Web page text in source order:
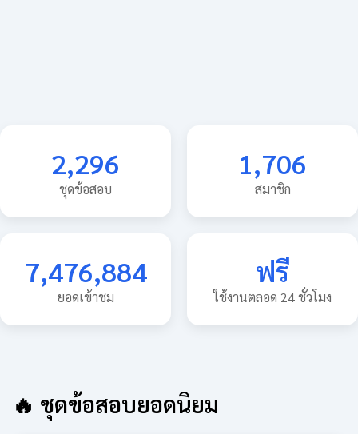
2,296
ชุดข้อสอบ
1,706
สมาชิก
7,476,884
ยอดเข้าชม
ฟรี
ใช้งานตลอด 24 ชั่วโมง
🔥 ชุดข้อสอบยอดนิยม